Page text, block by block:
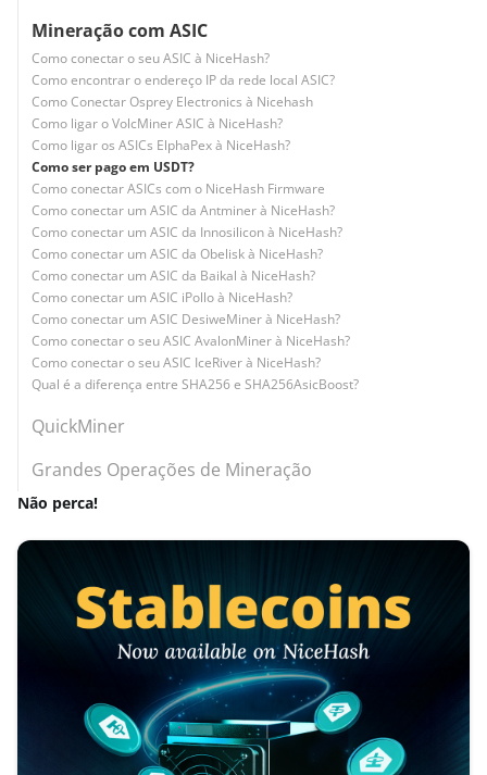
Mineração com ASIC
Como conectar o seu ASIC à NiceHash?
Como encontrar o endereço IP da rede local ASIC?
Como Conectar Osprey Electronics à Nicehash
Como ligar o VolcMiner ASIC à NiceHash?
Como ligar os ASICs ElphaPex à NiceHash?
Como ser pago em USDT?
Como conectar ASICs com o NiceHash Firmware
Como conectar um ASIC da Antminer à NiceHash?
Como conectar um ASIC da Innosilicon à NiceHash?
Como conectar um ASIC da Obelisk à NiceHash?
Como conectar um ASIC da Baikal à NiceHash?
Como conectar um ASIC iPollo à NiceHash?
Como conectar um ASIC DesiweMiner à NiceHash?
Como conectar o seu ASIC AvalonMiner à NiceHash?
Como conectar o seu ASIC IceRiver à NiceHash?
Qual é a diferença entre SHA256 e SHA256AsicBoost?
QuickMiner
Grandes Operações de Mineração
Não perca!